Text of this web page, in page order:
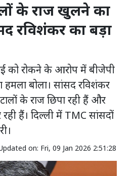
के राज खुलने का
रविशंकर का बड़ा
को रोकने के आरोप में बीजेपी
हमला बोला। सांसद रविशंकर
के राज छिपा रही हैं और
हैं। दिल्ली में TMC सांसदों
on: Fri, 09 Jan 2026 2:51:28